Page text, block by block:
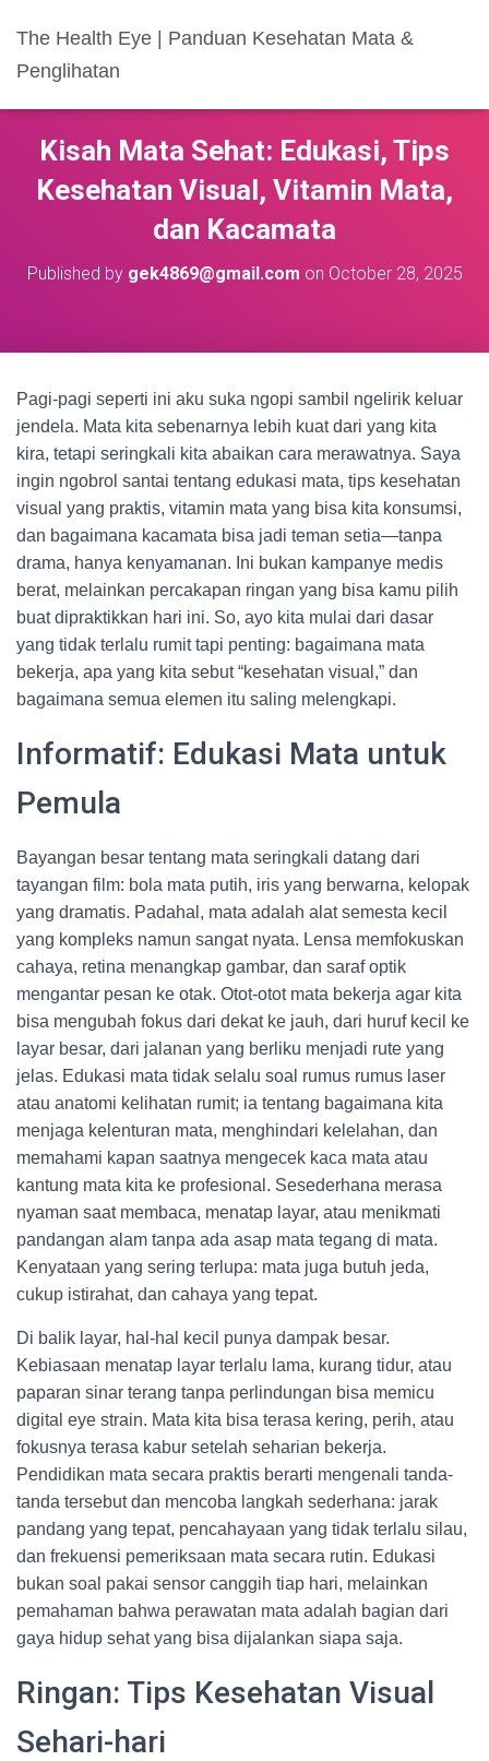
The Health Eye | Panduan Kesehatan Mata &
Penglihatan
Kisah Mata Sehat: Edukasi, Tips
Kesehatan Visual, Vitamin Mata,
dan Kacamata
Published by gek4869@gmail.com on October 28, 2025
Pagi-pagi seperti ini aku suka ngopi sambil ngelirik keluar
jendela. Mata kita sebenarnya lebih kuat dari yang kita
kira, tetapi seringkali kita abaikan cara merawatnya. Saya
ingin ngobrol santai tentang edukasi mata, tips kesehatan
visual yang praktis, vitamin mata yang bisa kita konsumsi,
dan bagaimana kacamata bisa jadi teman setia—tanpa
drama, hanya kenyamanan. Ini bukan kampanye medis
berat, melainkan percakapan ringan yang bisa kamu pilih
buat dipraktikkan hari ini. So, ayo kita mulai dari dasar
yang tidak terlalu rumit tapi penting: bagaimana mata
bekerja, apa yang kita sebut “kesehatan visual,” dan
bagaimana semua elemen itu saling melengkapi.
Informatif: Edukasi Mata untuk
Pemula
Bayangan besar tentang mata seringkali datang dari
tayangan film: bola mata putih, iris yang berwarna, kelopak
yang dramatis. Padahal, mata adalah alat semesta kecil
yang kompleks namun sangat nyata. Lensa memfokuskan
cahaya, retina menangkap gambar, dan saraf optik
mengantar pesan ke otak. Otot-otot mata bekerja agar kita
bisa mengubah fokus dari dekat ke jauh, dari huruf kecil ke
layar besar, dari jalanan yang berliku menjadi rute yang
jelas. Edukasi mata tidak selalu soal rumus rumus laser
atau anatomi kelihatan rumit; ia tentang bagaimana kita
menjaga kelenturan mata, menghindari kelelahan, dan
memahami kapan saatnya mengecek kaca mata atau
kantung mata kita ke profesional. Sesederhana merasa
nyaman saat membaca, menatap layar, atau menikmati
pandangan alam tanpa ada asap mata tegang di mata.
Kenyataan yang sering terlupa: mata juga butuh jeda,
cukup istirahat, dan cahaya yang tepat.
Di balik layar, hal-hal kecil punya dampak besar.
Kebiasaan menatap layar terlalu lama, kurang tidur, atau
paparan sinar terang tanpa perlindungan bisa memicu
digital eye strain. Mata kita bisa terasa kering, perih, atau
fokusnya terasa kabur setelah seharian bekerja.
Pendidikan mata secara praktis berarti mengenali tanda-
tanda tersebut dan mencoba langkah sederhana: jarak
pandang yang tepat, pencahayaan yang tidak terlalu silau,
dan frekuensi pemeriksaan mata secara rutin. Edukasi
bukan soal pakai sensor canggih tiap hari, melainkan
pemahaman bahwa perawatan mata adalah bagian dari
gaya hidup sehat yang bisa dijalankan siapa saja.
Ringan: Tips Kesehatan Visual
Sehari-hari